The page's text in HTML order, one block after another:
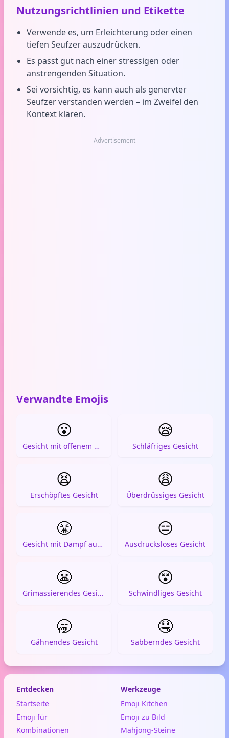
Nutzungsrichtlinien und Etikette
Verwende es, um Erleichterung oder einen
tiefen Seufzer auszudrücken.
Es passt gut nach einer stressigen oder
anstrengenden Situation.
Sei vorsichtig, es kann auch als genervter
Seufzer verstanden werden – im Zweifel den
Kontext klären.
Advertisement
Verwandte Emojis
😮
Gesicht mit offenem Mund
😪
Schläfriges Gesicht
😫
Erschöpftes Gesicht
😩
Überdrüssiges Gesicht
😤
Gesicht mit Dampf aus der Nase
😑
Ausdrucksloses Gesicht
😬
Grimassierendes Gesicht
😵
Schwindliges Gesicht
🥱
Gähnendes Gesicht
🤤
Sabberndes Gesicht
Entdecken
Startseite
Emoji für
Kombinationen
Werkzeuge
Emoji Kitchen
Emoji zu Bild
Mahjong-Steine